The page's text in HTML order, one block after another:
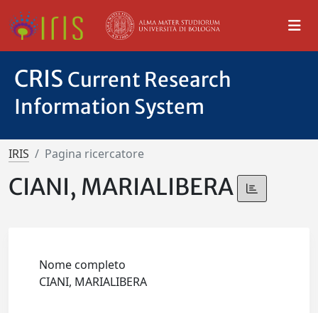
CRIS Current Research
Information System
IRIS Pagina ricercatore
CIANI, MARIALIBERA
Nome completo
CIANI, MARIALIBERA